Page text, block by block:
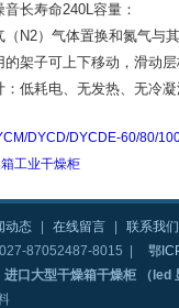
长寿命240L容量：
（N2）气体置换和氮气与
的架子可上下移动，滑动
：低耗电、无发热、无冷
DYCD/DYCDE-60/80/
工业干燥柜
动态 在线留言
联系我们
87052487-8015 |
鄂
进口大型干燥箱干燥柜 （